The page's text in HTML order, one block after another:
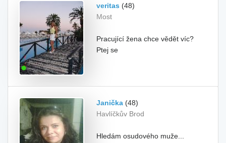
veritas (48)
Most
Pracující žena chce vědět víc?
Ptej se
Janička (48)
Havlíčkův Brod
Hledám osudového muže...